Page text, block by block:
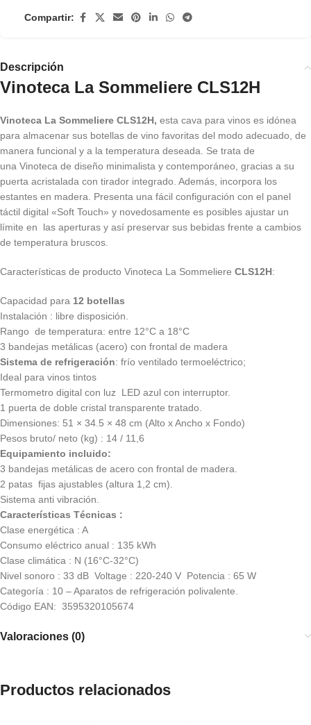
Compartir:
Descripción
Vinoteca La Sommeliere CLS12H
Vinoteca La Sommeliere CLS12H, esta cava para vinos es idónea
para almacenar sus botellas de vino favoritas del modo adecuado, de
manera funcional y a la temperatura deseada. Se trata de
una Vinoteca de diseño minimalista y contemporáneo, gracias a su
puerta acristalada con tirador integrado. Además, incorpora los
estantes en madera. Presenta una fácil configuración con el panel
táctil digital «Soft Touch» y novedosamente es posibles ajustar un
límite en las aperturas y así preservar sus bebidas frente a cambios
de temperatura bruscos.
Características de producto Vinoteca La Sommeliere CLS12H:
Capacidad para 12 botellas
Instalación : libre disposición.
Rango de temperatura: entre 12°C a 18°C
3 bandejas metálicas (acero) con frontal de madera
Sistema de refrigeración: frío ventilado termoeléctrico;
Ideal para vinos tintos
Termometro digital con luz LED azul con interruptor.
1 puerta de doble cristal transparente tratado.
Dimensiones: 51 × 34.5 × 48 cm (Alto x Ancho x Fondo)
Pesos bruto/ neto (kg) : 14 / 11,6
Equipamiento incluido:
3 bandejas metálicas de acero con frontal de madera.
2 patas fijas ajustables (altura 1,2 cm).
Sistema anti vibración.
Características Técnicas :
Clase energética : A
Consumo eléctrico anual : 135 kWh
Clase climática : N (16°C-32°C)
Nivel sonoro : 33 dB Voltage : 220-240 V Potencia : 65 W
Categoría : 10 – Aparatos de refrigeración polivalente.
Código EAN: 3595320105674
Valoraciones (0)
Productos relacionados